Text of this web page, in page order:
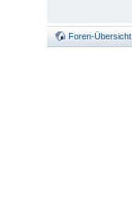
Foren-Übersicht